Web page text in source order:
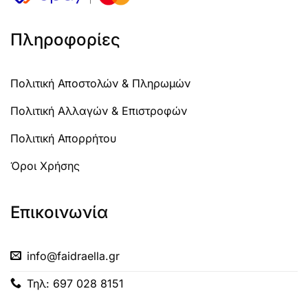
Πληροφορίες
Πολιτική Αποστολών & Πληρωμών
Πολιτική Αλλαγών & Επιστροφών
Πολιτική Απορρήτου
Όροι Χρήσης
Επικοινωνία
info@faidraella.gr
Τηλ: 697 028 8151